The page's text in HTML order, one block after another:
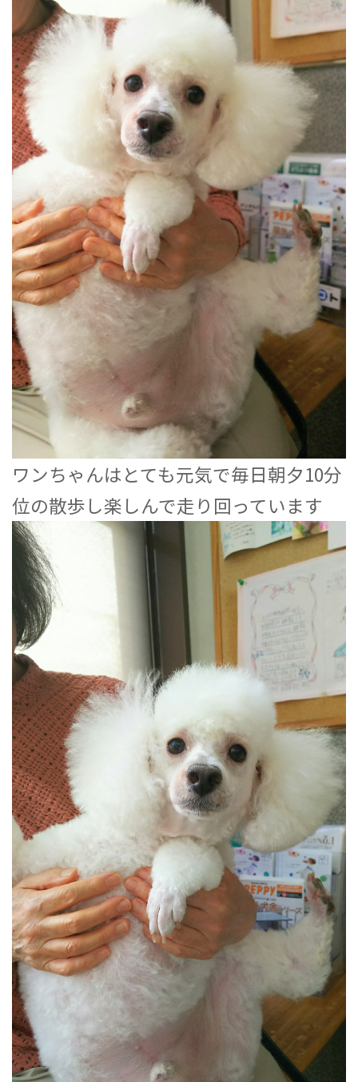
ワンちゃんはとても元気で毎日朝夕10分
位の散歩し楽しんで走り回っています